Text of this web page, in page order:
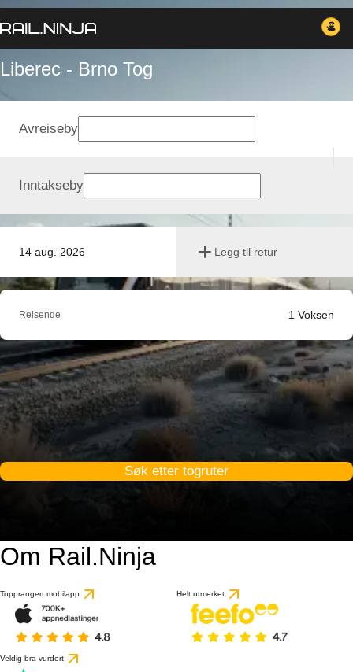
Liberec - Brno Tog
14 aug. 2026 Legg til retur
Avreiseby
Inntakseby
Reisende 1 Voksen
Søk etter togruter
Om Rail.Ninja
Topprangert mobilapp Helt utmerket
Veldig bra vurdert